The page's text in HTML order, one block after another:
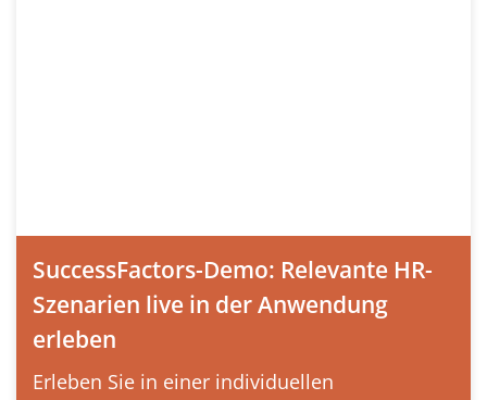
SuccessFactors-Demo: Relevante HR-
Szenarien live in der Anwendung
erleben
Erleben Sie in einer individuellen